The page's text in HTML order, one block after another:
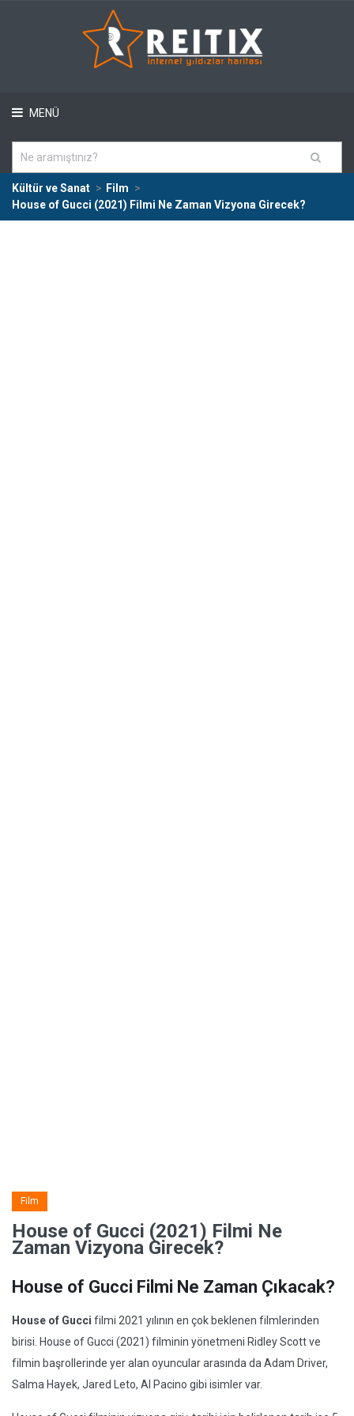
MENÜ
Kültür ve Sanat
Film
House of Gucci (2021) Filmi Ne Zaman Vizyona Girecek?
Film
House of Gucci (2021) Filmi Ne
Zaman Vizyona Girecek?
House of Gucci Filmi Ne Zaman Çıkacak?
House of Gucci filmi 2021 yılının en çok beklenen filmlerinden
birisi. House of Gucci (2021) filminin yönetmeni Ridley Scott ve
filmin başrollerinde yer alan oyuncular arasında da Adam Driver,
Salma Hayek, Jared Leto, Al Pacino gibi isimler var.